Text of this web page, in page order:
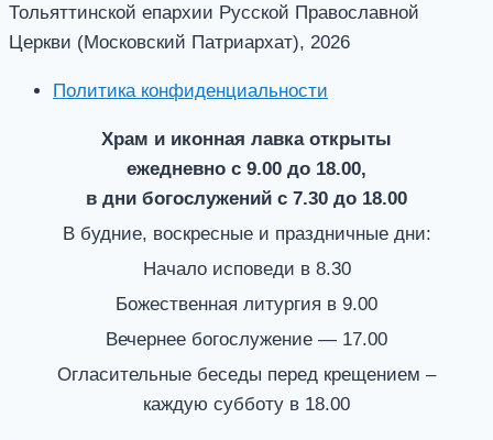
Тольяттинской епархии Русской Православной
Церкви (Московский Патриархат), 2026
Политика конфиденциальности
Храм и иконная лавка открыты
ежедневно с 9.00 до 18.00,
в дни богослужений с 7.30 до 18.00
В будние, воскресные и праздничные дни:
Начало исповеди в 8.30
Божественная литургия в 9.00
Вечернее богослужение — 17.00
Огласительные беседы перед крещением –
каждую субботу в 18.00